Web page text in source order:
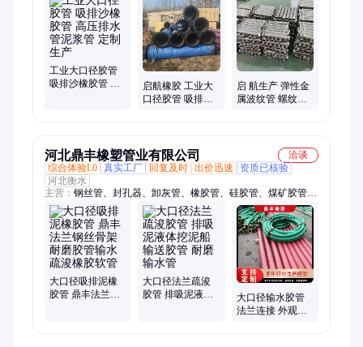
工业大口径胶管
吸排沙橡胶管 高
启航橡胶 工业大
口径胶管 吸排沙
启 航生产 弹性金
属波纹管 螺纹式
河北鼎丰橡塑管业有限公司
洽谈
综合体验L0 真实工厂 回复及时 出价迅速
资质已核验
河北衡水
主营： 钢丝管、封孔器、卸灰管、橡胶管、硅胶管、煤矿胶管、
耐温胶管、胶管干混、编织胶管、胶管油管、法兰夹布、蒸汽胶
管、骨架胶管、膨胀胶管、管护套、dn100-500mm、真空软管、
橡胶软管、煤矿排水、高压油管、泥浆泵管、软管水管、液压油
管、液压软管、橡胶水管
大口径吸排泥橡
胶管 鼎丰法兰钢
大口径法兰疏浚
胶管 排吸泥液体
大口径输水胶管
法兰连接 外观美